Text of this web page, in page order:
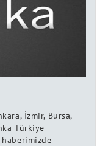
İzmir, Bursa,
Türkiye
haberimizde